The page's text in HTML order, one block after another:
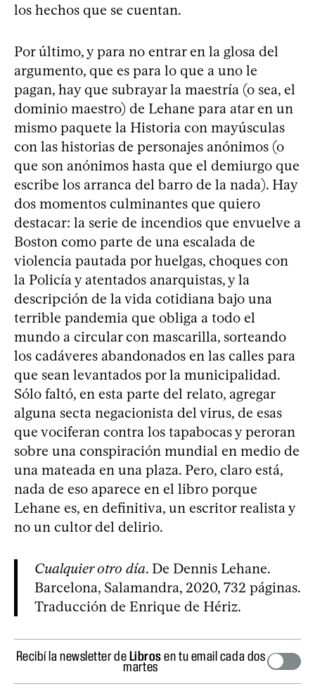
los hechos que se cuentan.
Por último, y para no entrar en la glosa del
argumento, que es para lo que a uno le
pagan, hay que subrayar la maestría (o sea, el
dominio maestro) de Lehane para atar en un
mismo paquete la Historia con mayúsculas
con las historias de personajes anónimos (o
que son anónimos hasta que el demiurgo que
escribe los arranca del barro de la nada). Hay
dos momentos culminantes que quiero
destacar: la serie de incendios que envuelve a
Boston como parte de una escalada de
violencia pautada por huelgas, choques con
la Policía y atentados anarquistas, y la
descripción de la vida cotidiana bajo una
terrible pandemia que obliga a todo el
mundo a circular con mascarilla, sorteando
los cadáveres abandonados en las calles para
que sean levantados por la municipalidad.
Sólo faltó, en esta parte del relato, agregar
alguna secta negacionista del virus, de esas
que vociferan contra los tapabocas y peroran
sobre una conspiración mundial en medio de
una mateada en una plaza. Pero, claro está,
nada de eso aparece en el libro porque
Lehane es, en definitiva, un escritor realista y
no un cultor del delirio.
Cualquier otro día. De Dennis Lehane.
Barcelona, Salamandra, 2020, 732 páginas.
Traducción de Enrique de Hériz.
Recibí la newsletter deLibrosen tu email cada dos
martes